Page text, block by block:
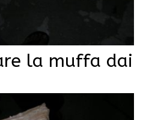
la muffa dai